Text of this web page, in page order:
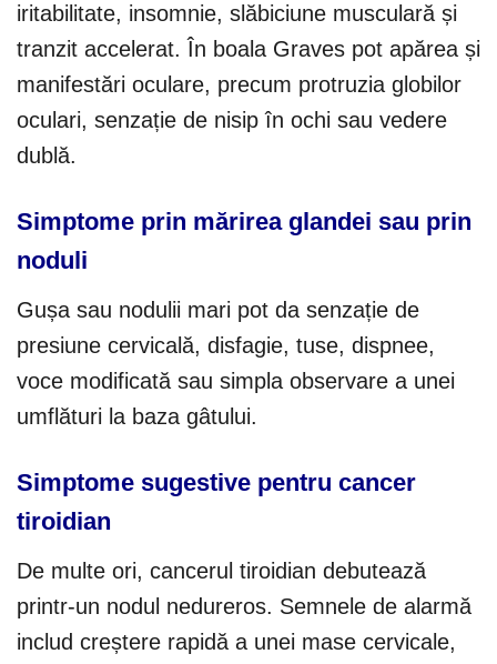
iritabilitate, insomnie, slăbiciune musculară și
tranzit accelerat. În boala Graves pot apărea și
manifestări oculare, precum protruzia globilor
oculari, senzație de nisip în ochi sau vedere
dublă.
Simptome prin mărirea glandei sau prin
noduli
Gușa sau nodulii mari pot da senzație de
presiune cervicală, disfagie, tuse, dispnee,
voce modificată sau simpla observare a unei
umflături la baza gâtului.
Simptome sugestive pentru cancer
tiroidian
De multe ori, cancerul tiroidian debutează
printr-un nodul nedureros. Semnele de alarmă
includ creștere rapidă a unei mase cervicale,